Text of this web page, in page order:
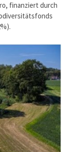
finanziert durch